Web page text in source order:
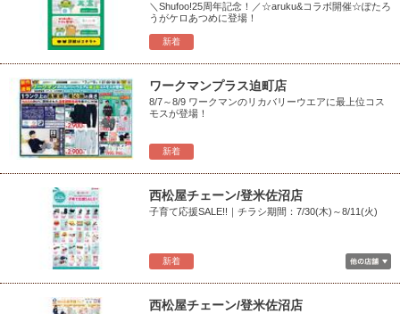
新着
＼Shufoo!25周年記念！／☆aruku&コラボ開催☆ぽたろ
うがケロあつめに登場！
新着
ワークマンプラス迫町店
8/7～8/9 ワークマンのリカバリーウエアに最上位コス
モスが登場！
新着
西松屋チェーン/登米佐沼店
子育て応援SALE!!｜チラシ期間：7/30(木)～8/11(火)
西松屋チェーン/登米佐沼店